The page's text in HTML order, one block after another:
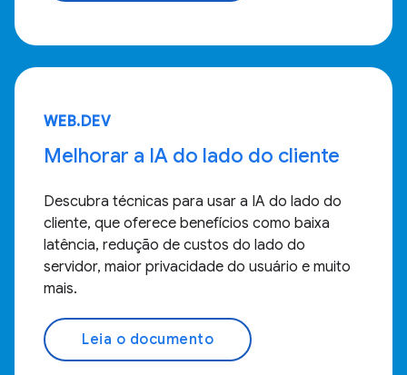
WEB.DEV
Melhorar a IA do lado do cliente
Descubra técnicas para usar a IA do lado do
cliente, que oferece benefícios como baixa
latência, redução de custos do lado do
servidor, maior privacidade do usuário e muito
mais.
Leia o documento